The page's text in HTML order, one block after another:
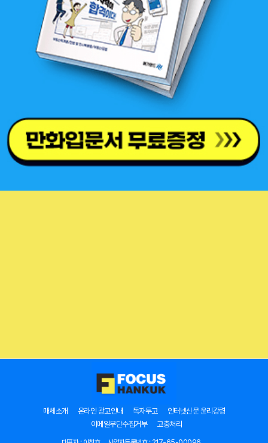
매체소개 온라인 광고안내 독자투고
인터넷신문 윤리강령
이메일무단수집거부
고충처리